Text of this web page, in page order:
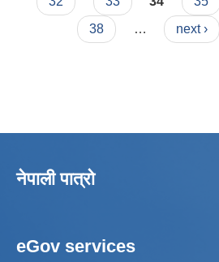
38
… next ›
नेपाली पात्रो
eGov services